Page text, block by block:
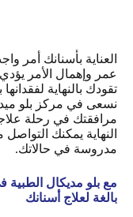
العناية بأسنانك
عمر وإهمال الأمر
تقودك بالنهاية
نسعى في مركز بلو
مرافقتك في رحلة
النهاية يمكنك
مدروسة في حالاتك.
مع بلو مديكال
بالغة لعلاج أسنانك